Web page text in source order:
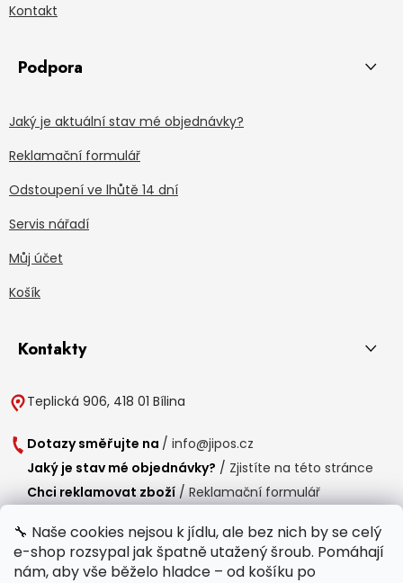
🔧 Naše cookies nejsou k jídlu, ale bez nich by se celý
e-shop rozsypal jak špatně utažený šroub. Pomáhají
nám, aby vše běželo hladce – od košíku po
Kontakt
Podpora
Jaký je aktuální stav mé objednávky?
Reklamační formulář
Odstoupení ve lhůtě 14 dní
Servis nářadí
Můj účet
Košík
Kontakty
Teplická 906, 418 01 Bílina
Dotazy směřujte na / info@jipos.cz
Jaký je stav mé objednávky? / Zjistíte na této stránce
Chci reklamovat zboží / Reklamační formulář
Provozní doba